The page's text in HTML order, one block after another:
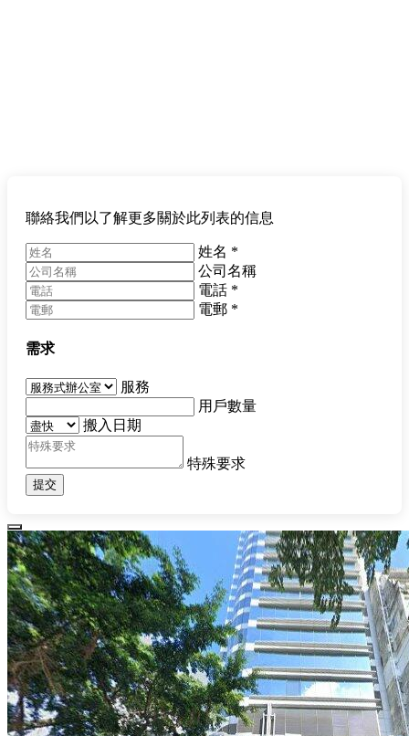
聯絡我們以了解更多關於此列表的信息
姓名 *
公司名稱
電話 *
電郵 *
需求
服務
用戶數量
搬入日期
特殊要求
提交